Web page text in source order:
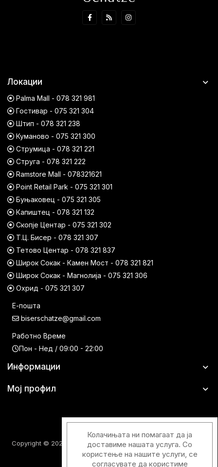
Локации
Palma Mall - 078 321 981
Гостивар - 075 321 304
Штип - 078 321 238
Куманово - 075 321 300
Струмица - 078 321 221
Струга - 078 321 222
Ramstore Mall - 078321621
Point Retail Park - 075 321 301
Буњаковец - 075 321 305
Капиштец - 078 321 132
Скопје Центар - 075 321 302
Т.Ц. Бисер - 078 321 307
Тетово Центар - 078 321 837
Широк Сокак - Камен Мост - 078 321 821
Широк Сокак - Магнолија - 075 321 306
Охрид - 075 321 307
Е-пошта
biserschatze@gmail.com
Работно Време
Пон - Нед / 09:00 - 22:00
Информации
Мој профил
Copyright © 2026 Шатци Парфимерии. Сите права задржани.
Колачињата ни помагаат да ја
доставиме нашата услуга. Со
користење на нашите услуги, се
согласувате да користиме